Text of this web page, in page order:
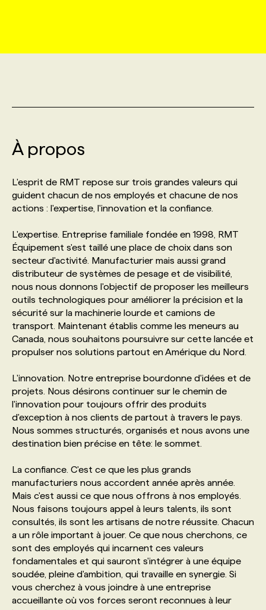
INITIATIVES NUMÉRIQUES
PRIX ET DISTINCTIONS
TENDANCES
MARKETING DURABLE
ÉVÉNEMENTIEL
ANNONCEZ AVEC NOUS
PROFIL ENTREPRISE
FAQ
ANNONCEZ AVEC NOUS
PROFIL CANDIDAT
ANNONCEZ AVEC NOUS
NOS PARCOURS DE FORMATIONS
FORMATIONS PERSONNALISÉES
NOS FORMATEUR‧RICES
NOS TARIFS
PROGRAMMES DE SUBVENTIONS
FAQ
SERVICE DE CHASSE DE TÊTE
NOS TARIFS
NOS EXPERTISES
ANNONCEZ AVEC NOUS
À propos
L'esprit de RMT repose sur trois grandes valeurs qui
guident chacun de nos employés et chacune de nos
actions : l'expertise, l'innovation et la confiance.
L'expertise. Entreprise familiale fondée en 1998, RMT
Équipement s'est taillé une place de choix dans son
secteur d'activité. Manufacturier mais aussi grand
distributeur de systèmes de pesage et de visibilité,
nous nous donnons l'objectif de proposer les meilleurs
outils technologiques pour améliorer la précision et la
sécurité sur la machinerie lourde et camions de
transport. Maintenant établis comme les meneurs au
Canada, nous souhaitons poursuivre sur cette lancée et
propulser nos solutions partout en Amérique du Nord.
L'innovation. Notre entreprise bourdonne d'idées et de
projets. Nous désirons continuer sur le chemin de
l'innovation pour toujours offrir des produits
d'exception à nos clients de partout à travers le pays.
Nous sommes structurés, organisés et nous avons une
destination bien précise en tête: le sommet.
La confiance. C'est ce que les plus grands
manufacturiers nous accordent année après année.
Mais c'est aussi ce que nous offrons à nos employés.
Nous faisons toujours appel à leurs talents, ils sont
consultés, ils sont les artisans de notre réussite. Chacun
a un rôle important à jouer. Ce que nous cherchons, ce
sont des employés qui incarnent ces valeurs
fondamentales et qui sauront s'intégrer à une équipe
soudée, pleine d'ambition, qui travaille en synergie. Si
vous cherchez à vous joindre à une entreprise
accueillante où vos forces seront reconnues à leur